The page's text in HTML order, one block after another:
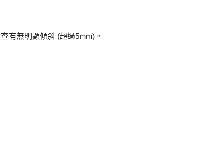
有無明顯傾斜 (超過5mm)。